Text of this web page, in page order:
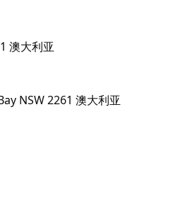
至福雷斯特斯海滩。
克角观景台虚拟之旅。
澳大利亚